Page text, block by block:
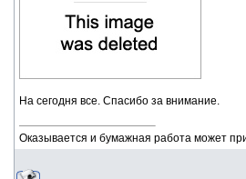
На сегодня все. Спасибо за внимание.
Оказывается и бумажная работа может